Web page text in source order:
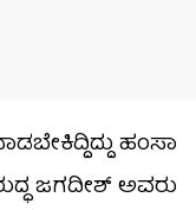
ಹಂಸಾ
ಜಗದೀಶ್ ಅವರು